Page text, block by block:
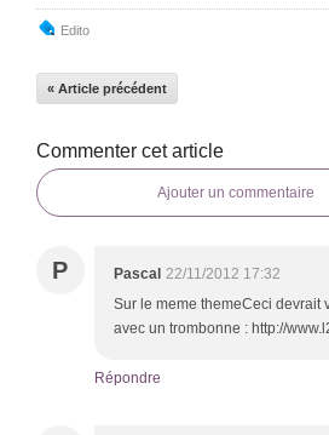
Edito
« Article précédent
Commenter cet article
Ajouter un commentaire
P Pascal 22/11/2012 17:32
Sur le meme themeCeci devrait
avec un trombonne : http://
Répondre